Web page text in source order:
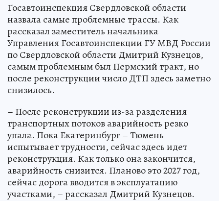
Госавтоинспекция Свердловской области
назвала самые проблемные трассы. Как
рассказал заместитель начальника
Управления Госавтоинспекции ГУ МВД России
по Свердловской области Дмитрий Кузнецов,
самым проблемным был Пермский тракт, но
после реконструкции число ДТП здесь заметно
снизилось.
– После реконструкции из-за разделения
транспортных потоков аварийность резко
упала. Пока Екатеринбург – Тюмень
испытывает трудности, сейчас здесь идет
реконструкция. Как только она закончится,
аварийность снизится. Планово это 2027 год,
сейчас дорога вводится в эксплуатацию
участками, – рассказал Дмитрий Кузнецов.